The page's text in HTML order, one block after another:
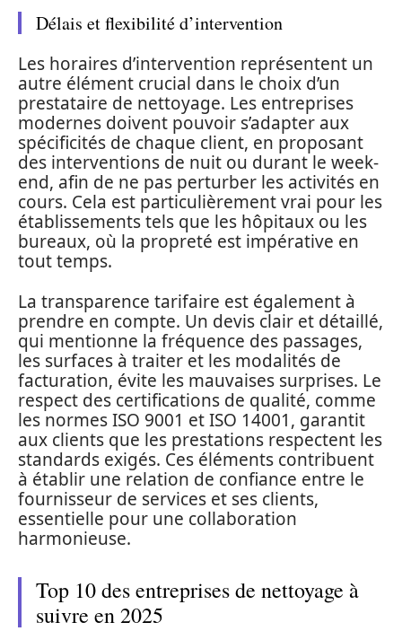
Délais et flexibilité d’intervention
Les horaires d’intervention représentent un
autre élément crucial dans le choix d’un
prestataire de nettoyage. Les entreprises
modernes doivent pouvoir s’adapter aux
spécificités de chaque client, en proposant
des interventions de nuit ou durant le week-
end, afin de ne pas perturber les activités en
cours. Cela est particulièrement vrai pour les
établissements tels que les hôpitaux ou les
bureaux, où la propreté est impérative en
tout temps.
La transparence tarifaire est également à
prendre en compte. Un devis clair et détaillé,
qui mentionne la fréquence des passages,
les surfaces à traiter et les modalités de
facturation, évite les mauvaises surprises. Le
respect des certifications de qualité, comme
les normes ISO 9001 et ISO 14001, garantit
aux clients que les prestations respectent les
standards exigés. Ces éléments contribuent
à établir une relation de confiance entre le
fournisseur de services et ses clients,
essentielle pour une collaboration
harmonieuse.
Top 10 des entreprises de nettoyage à
suivre en 2025